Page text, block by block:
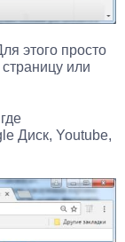
этого просто
или
Диск, Youtube,